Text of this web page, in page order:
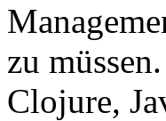
zu
Clojure,